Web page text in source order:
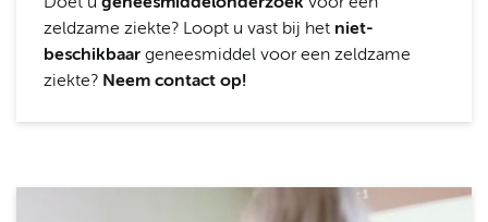
zeldzame ziekte? Loopt u vast bij het niet-
beschikbaar geneesmiddel voor een zeldzame
ziekte? Neem contact op!